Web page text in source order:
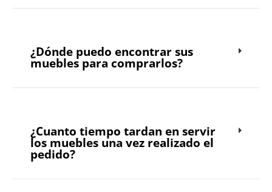
¿Dónde puedo encontrar sus
muebles para comprarlos?
¿Cuanto tiempo tardan en servir
los muebles una vez realizado el
pedido?